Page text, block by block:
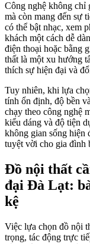
Công nghệ không chỉ
mà còn mang đến sự
có thể bật nhạc, xem
khách một cách dễ
điện thoại hoặc bằng
thất là một xu hướng
thích sự hiện đại và
Tuy nhiên, khi lựa
tính ổn định, độ bền
chạy theo công nghệ
kiểu dáng và độ tiện
không gian sống hiện
tuyệt vời cho gia đình
Đồ nội thất
đại Đà Lạt:
kệ
Việc lựa chọn đồ nội
trọng, tác động trực